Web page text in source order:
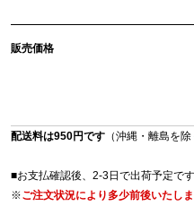
販売価格
配送料は950円です （沖縄・離島を除
■お支払確認後、2-3日で出荷予定です
※ご注文状況により多少前後いたしま